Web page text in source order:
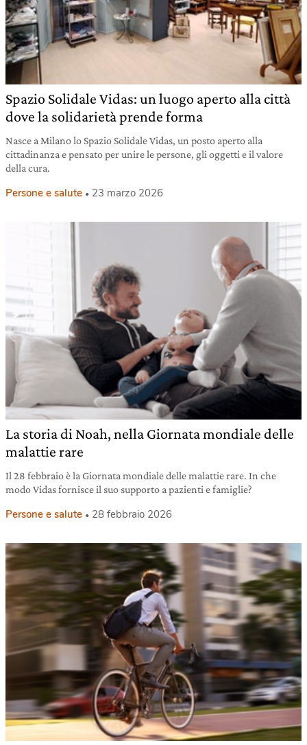
Spazio Solidale Vidas: un luogo aperto alla città
dove la solidarietà prende forma
Nasce a Milano lo Spazio Solidale Vidas, un posto aperto alla
cittadinanza e pensato per unire le persone, gli oggetti e il valore
della cura.
Persone e salute 23 marzo 2026
La storia di Noah, nella Giornata mondiale delle
malattie rare
Il 28 febbraio è la Giornata mondiale delle malattie rare. In che
modo Vidas fornisce il suo supporto a pazienti e famiglie?
Persone e salute 28 febbraio 2026